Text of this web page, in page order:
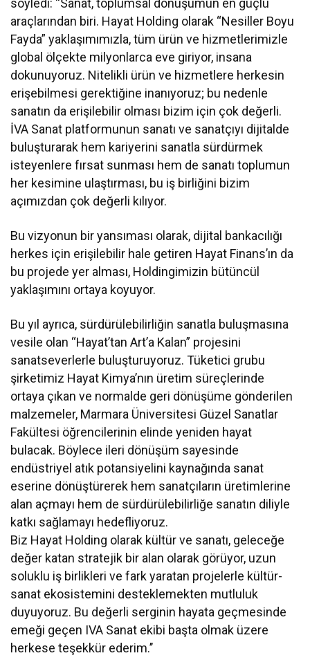
söyledi: “Sanat, toplumsal dönüşümün en güçlü
araçlarından biri. Hayat Holding olarak “Nesiller Boyu
Fayda” yaklaşımımızla, tüm ürün ve hizmetlerimizle
global ölçekte milyonlarca eve giriyor, insana
dokunuyoruz. Nitelikli ürün ve hizmetlere herkesin
erişebilmesi gerektiğine inanıyoruz; bu nedenle
sanatın da erişilebilir olması bizim için çok değerli.
İVA Sanat platformunun sanatı ve sanatçıyı dijitalde
buluşturarak hem kariyerini sanatla sürdürmek
isteyenlere fırsat sunması hem de sanatı toplumun
her kesimine ulaştırması, bu iş birliğini bizim
açımızdan çok değerli kılıyor.
Bu vizyonun bir yansıması olarak, dijital bankacılığı
herkes için erişilebilir hale getiren Hayat Finans’ın da
bu projede yer alması, Holdingimizin bütüncül
yaklaşımını ortaya koyuyor.
Bu yıl ayrıca, sürdürülebilirliğin sanatla buluşmasına
vesile olan “Hayat’tan Art’a Kalan” projesini
sanatseverlerle buluşturuyoruz. Tüketici grubu
şirketimiz Hayat Kimya’nın üretim süreçlerinde
ortaya çıkan ve normalde geri dönüşüme gönderilen
malzemeler, Marmara Üniversitesi Güzel Sanatlar
Fakültesi öğrencilerinin elinde yeniden hayat
bulacak. Böylece ileri dönüşüm sayesinde
endüstriyel atık potansiyelini kaynağında sanat
eserine dönüştürerek hem sanatçıların üretimlerine
alan açmayı hem de sürdürülebilirliğe sanatın diliyle
katkı sağlamayı hedefliyoruz.
Biz Hayat Holding olarak kültür ve sanatı, geleceğe
değer katan stratejik bir alan olarak görüyor, uzun
soluklu iş birlikleri ve fark yaratan projelerle kültür-
sanat ekosistemini desteklemekten mutluluk
duyuyoruz. Bu değerli serginin hayata geçmesinde
emeği geçen IVA Sanat ekibi başta olmak üzere
herkese teşekkür ederim.’’